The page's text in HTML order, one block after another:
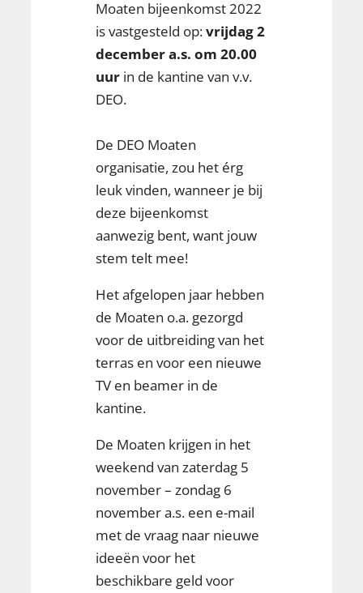
Moaten bijeenkomst 2022
is vastgesteld op:vrijdag 2
december a.s. om 20.00
uurin de kantine van v.v.
DEO.
De DEO Moaten
organisatie, zou het érg
leuk vinden, wanneer je bij
deze bijeenkomst
aanwezig bent, want jouw
stem telt mee!
Het afgelopen jaar hebben
de Moaten o.a. gezorgd
voor de uitbreiding van het
terras en voor een nieuwe
TV en beamer in de
kantine.
De Moaten krijgen in het
weekend van zaterdag 5
november – zondag 6
november a.s. een e-mail
met de vraag naar nieuwe
ideeën voor het
beschikbare geld voor